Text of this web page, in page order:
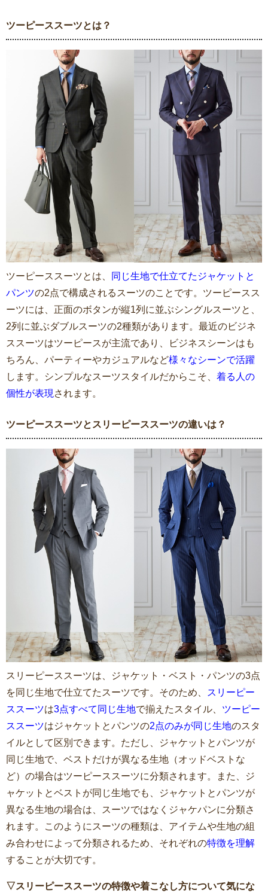
ツーピーススーツとは？
ツーピーススーツとは、
同じ生地で仕立てたジャケットと
パンツの2点で構成されるスーツのことです。ツーピースス
ーツには、正面のボタンが縦1列に並ぶシングルスーツと、
2列に並ぶダブルスーツの2種類があります。最近のビジネ
ススーツはツーピースが主流であり、ビジネスシーンはも
ちろん、パーティーやカジュアルなど様々なシーンで活躍
します。シンプルなスーツスタイルだからこそ、 着る人の
個性が表現 されます。
ツーピーススーツとスリーピーススーツの違いは？
スリーピーススーツは、ジャケット・ベスト・パンツの3点
を同じ生地で仕立てたスーツです。そのため、
スリーピー
ススーツは3点すべて同じ生地で揃えたスタイル、 ツーピー
ススーツはジャケットとパンツの2点のみが同じ生地のスタ
イルとして区別できます。ただし、ジャケットとパンツが
同じ生地で、ベストだけが異なる生地（オッドベストな
ど）の場合はツーピーススーツに分類されます。また、ジ
ャケットとベストが同じ生地でも、ジャケットとパンツが
異なる生地の場合は、スーツではなくジャケパンに分類さ
れます。このようにスーツの種類は、アイテムや生地の組
み合わせによって分類されるため、それぞれの特徴を理解
することが大切です。
▽スリーピーススーツの特徴や着こなし方について気にな